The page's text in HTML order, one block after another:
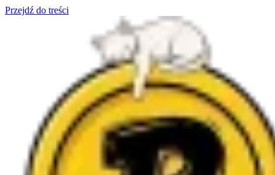
Przejdź do treści